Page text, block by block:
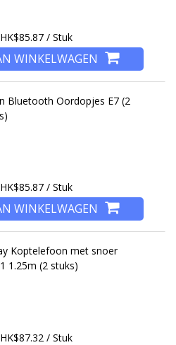
/ Stuk
WINKELWAGEN
Bluetooth Oordopjes E7 (2
/ Stuk
WINKELWAGEN
Koptelefoon met snoer
1.25m (2 stuks)
/ Stuk